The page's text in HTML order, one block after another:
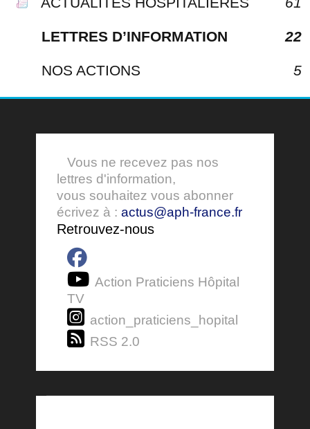
LETTRES D’INFORMATION 22
NOS ACTIONS 5
Vous ne recevez pas nos
lettres d'information,
vous souhaitez vous abonner
écrivez à : actus@aph-france.fr
Retrouvez-nous
Action Praticiens Hôpital
TV
action_praticiens_hopital
RSS 2.0